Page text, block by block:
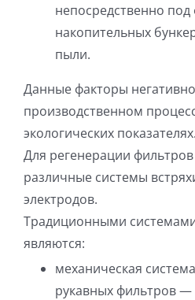
непосредственно
накопительных
пыли.
Данные факторы
производственном
экологических показателях.
Для регенерации
различные системы
электродов.
Традиционными
являются:
механическая
рукавных фильтров —